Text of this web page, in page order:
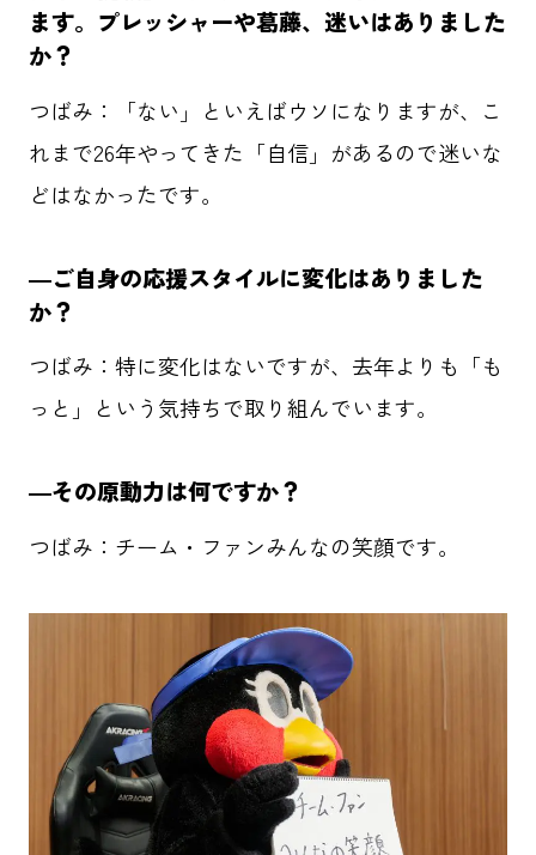
ます。プレッシャーや葛藤、迷いはありました
か？
つばみ：「ない」といえばウソになりますが、こ
れまで26年やってきた「自信」があるので迷いな
どはなかったです。
―ご自身の応援スタイルに変化はありました
か？
つばみ：特に変化はないですが、去年よりも「も
っと」という気持ちで取り組んでいます。
―その原動力は何ですか？
つばみ：チーム・ファンみんなの笑顔です。